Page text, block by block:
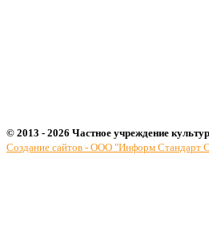
© 2013 - 2026 Частное учреждение
Создание сайтов - ООО "Информ Стандарт